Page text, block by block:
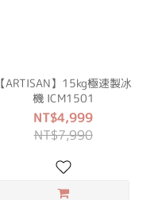
【ARTISAN】15kg極速製冰
機 ICM1501
NT$4,999
NT$7,990